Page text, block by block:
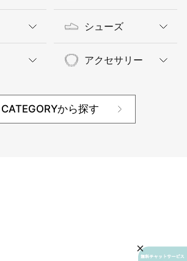
シューズ
アクセサリー
CATEGORYから探す